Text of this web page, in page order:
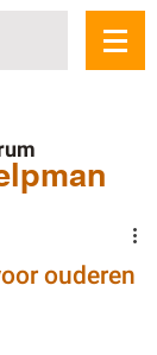
ouderen